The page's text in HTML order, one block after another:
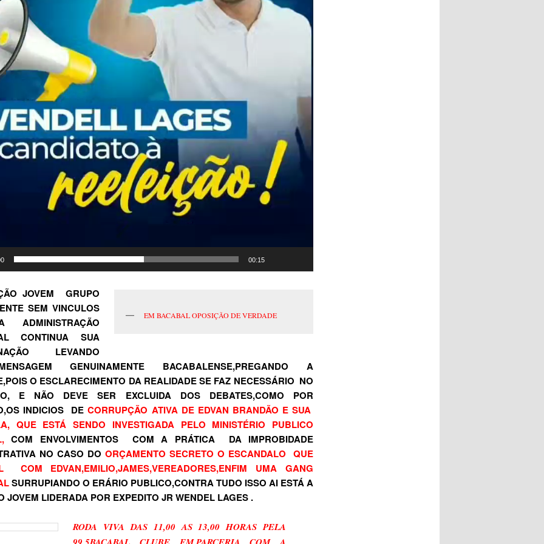
00:15
EM BACABAL OPOSIÇÃO DE VERDADE
JOVEM GRUPO
SEM VINCULOS
CONTINUA SUA
LEVANDO
GENUINAMENTE BACABALENSE,PREGANDO A
O ESCLARECIMENTO DA REALIDADE SE FAZ NECESSÁRIO NO
E NÃO DEVE SER EXCLUIDA DOS DEBATES,COMO POR
INDICIOS DECORRUPÇÃO ATIVA DE EDVAN BRANDÃO E SUA
QUE ESTÁ SENDO INVESTIGADA PELO MINISTÉRIO PUBLICO
COM ENVOLVIMENTOS COM A PRÁTICA DA IMPROBIDADE
NO CASO DO ORÇAMENTO SECRETO O ESCANDALO QUE
COM EDVAN,EMILIO,JAMES,VEREADORES,ENFIM UMA GANG
SURRUPIANDO O ERÁRIO PUBLICO,CONTRA TUDO ISSO AI ESTÁ A
JOVEM LIDERADA POR EXPEDITO JR WENDEL LAGES .
RODA VIVA DAS 11,00 AS 13,00 HORAS PELA